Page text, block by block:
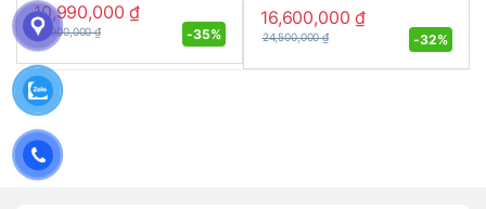
10,990,000₫
16,900,000₫ -35%
16,600,000₫
24,500,000₫ -32%